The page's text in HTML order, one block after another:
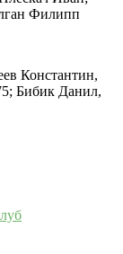
Филипп
Константин,
Бибик Данил,